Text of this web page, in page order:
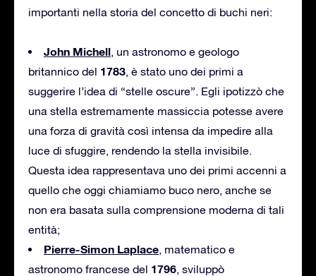
importanti nella storia del concetto di buchi neri:
John Michell, un astronomo e geologo
britannico del 1783, è stato uno dei primi a
suggerire l’idea di “stelle oscure”. Egli ipotizzò che
una stella estremamente massiccia potesse avere
una forza di gravità così intensa da impedire alla
luce di sfuggire, rendendo la stella invisibile.
Questa idea rappresentava uno dei primi accenni a
quello che oggi chiamiamo buco nero, anche se
non era basata sulla comprensione moderna di tali
entità;
Pierre-Simon Laplace, matematico e
astronomo francese del 1796, sviluppò